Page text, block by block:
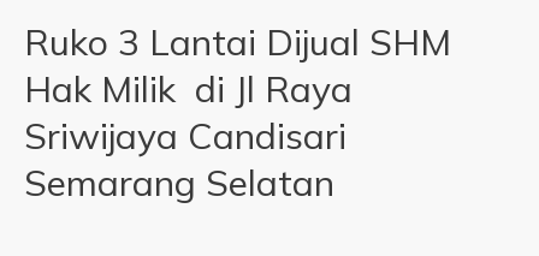
Ruko 3 Lantai Dijual SHM
Hak Milik di Jl Raya
Sriwijaya Candisari
Semarang Selatan